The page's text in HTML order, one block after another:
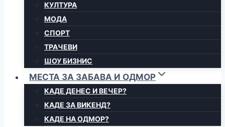
КУЛТУРА
МОДА
СПОРТ
ТРАЧЕВИ
ШОУ БИЗНИС
МЕСТА ЗА ЗАБАВА И ОДМОР
КАДЕ ДЕНЕС И ВЕЧЕР?
КАДЕ ЗА ВИКЕНД?
КАДЕ НА ОДМОР?